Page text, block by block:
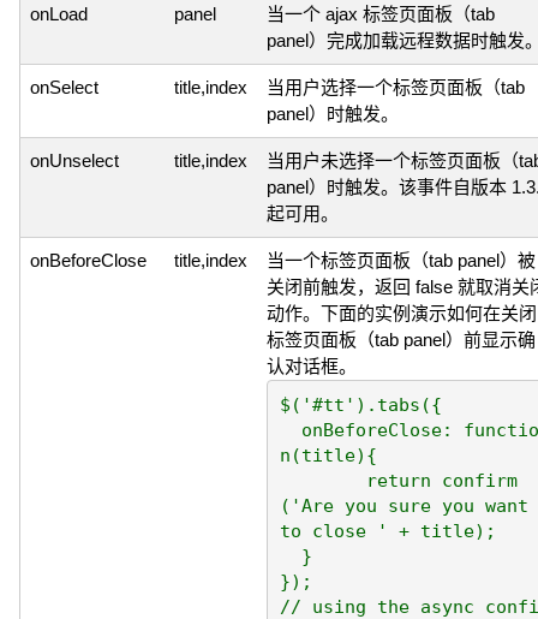
onLoad panel
当一个 ajax 标签页面板（tab
panel）完成加载远程数据时触发
onSelect title,index
当用户选择一个标签页面板（tab
panel）时触发。
onUnselect title,index
当用户未选择一个标签页面板（
panel）时触发。该事件自版本
起可用。
onBeforeClose title,index
当一个标签页面板（tab panel）被
关闭前触发，返回 false 就取消关
动作。下面的实例演示如何在关闭
标签页面板（tab panel）前显示确
认对话框。
$('#tt').tabs({
n(title){
('Are you sure you want
to close ' + title);
});
// using the async confi